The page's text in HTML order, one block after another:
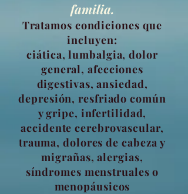
familia.
Tratamos condiciones que
incluyen:
ciática, lumbalgia, dolor
general, afecciones
digestivas, ansiedad,
depresión, resfriado común
y gripe, infertilidad,
accidente cerebrovascular,
trauma, dolores de cabeza y
migrañas, alergias,
síndromes menstruales o
menopáusicos